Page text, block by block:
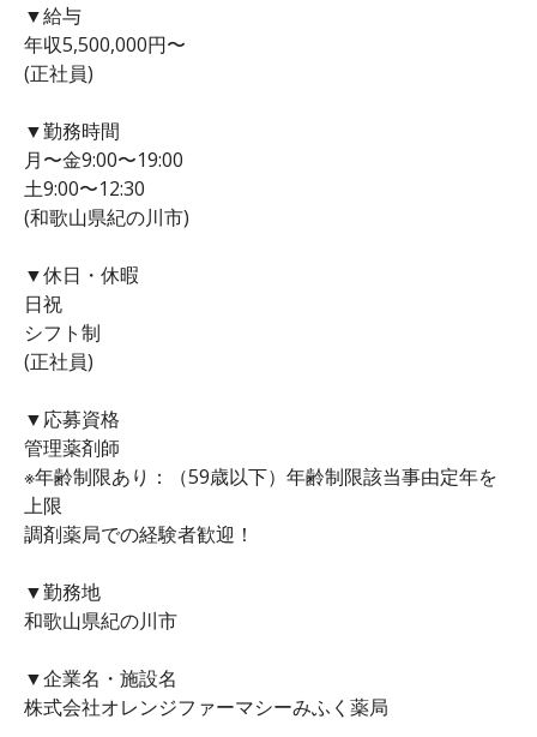
▼給与
年収5,500,000円〜
(正社員)
▼勤務時間
月〜金9:00〜19:00
土9:00〜12:30
(和歌山県紀の川市)
▼休日・休暇
日祝
シフト制
(正社員)
▼応募資格
管理薬剤師
※年齢制限あり：（59歳以下）年齢制限該当事由定年を
上限
調剤薬局での経験者歓迎！
▼勤務地
和歌山県紀の川市
▼企業名・施設名
株式会社オレンジファーマシーみふく薬局